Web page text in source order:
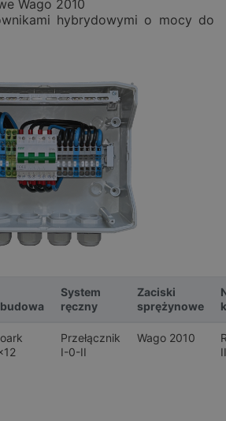
Wago 2010
hybrydowymi o mocy do
System
ręczny
Zaciski
sprężynowe
Przełącznik
I-0-II
Wago 2010